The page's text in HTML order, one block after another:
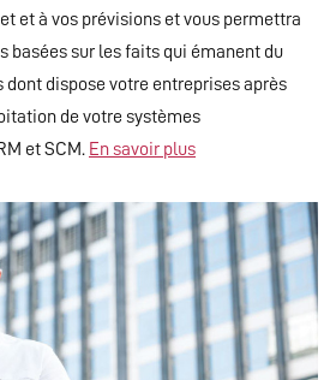
et à vos prévisions et vous permettra
basées sur les faits qui émanent du
dont dispose votre entreprises après
de votre systèmes
et SCM. En savoir plus